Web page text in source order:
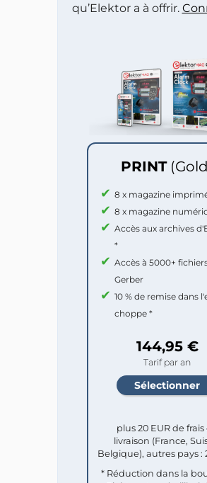
qu’Elektor a à offrir.
PRINT
8 x magazine
8 x magazine
Accès aux archives
*
Accès à 5000+
Gerber
10 % de remise dans
choppe *
144,95 €
Tarif par an
plus 20 EUR de frais
livraison (France,
Belgique), autres pays :
* Réduction dans la